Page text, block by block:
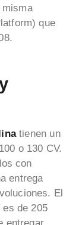
misma
que
tienen un
o 130 CV.
con
entrega
El
es de 205